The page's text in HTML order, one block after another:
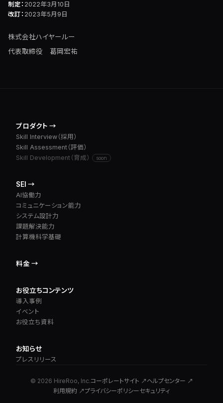
制定 2022年3月10日
改訂 2023年5月9日
株式会社ハイヤールー
代表取締役 葛岡宏祐
プロダクト →
Skill Interview（採用）
Skill Assessment（評価）
Skill Development（育成）
soon
SEI →
AI協働力
コミュニケーション能力
システム設計力
課題解決能力
計算機科学基礎
料金 →
お役立ちコンテンツ
導入事例
イベント
お役立ち資料
お知らせ
プレスリリース
© 2026 HireRoo, Inc.コーポレートサイト ↗ ヘルプセンター ↗
利用規約 ↗プライバシーポリシーセキュリティ